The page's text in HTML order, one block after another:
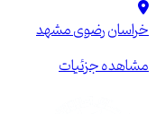
خراسان رضویمشهد
مشاهده جزئیات